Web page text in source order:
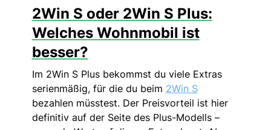
2Win S oder 2Win S Plus:
Welches Wohnmobil ist
besser?
Im 2Win S Plus bekommst du viele Extras
serienmäßig, für die du beim 2Win S
bezahlen müsstest. Der Preisvorteil ist hier
definitiv auf der Seite des Plus-Modells –